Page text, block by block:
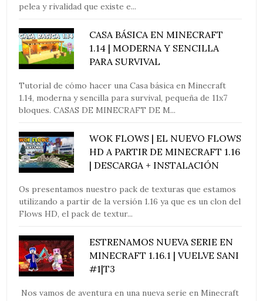
pelea y rivalidad que existe e...
CASA BÁSICA EN MINECRAFT
1.14 | MODERNA Y SENCILLA
PARA SURVIVAL
Tutorial de cómo hacer una Casa básica en Minecraft
1.14, moderna y sencilla para survival, pequeña de 11x7
bloques. CASAS DE MINECRAFT DE M...
WOK FLOWS | EL NUEVO FLOWS
HD A PARTIR DE MINECRAFT 1.16
| DESCARGA + INSTALACIÓN
Os presentamos nuestro pack de texturas que estamos
utilizando a partir de la versión 1.16 ya que es un clon del
Flows HD, el pack de textur...
ESTRENAMOS NUEVA SERIE EN
MINECRAFT 1.16.1 | VUELVE SANI
#1|T3
Nos vamos de aventura en una nueva serie en Minecraft